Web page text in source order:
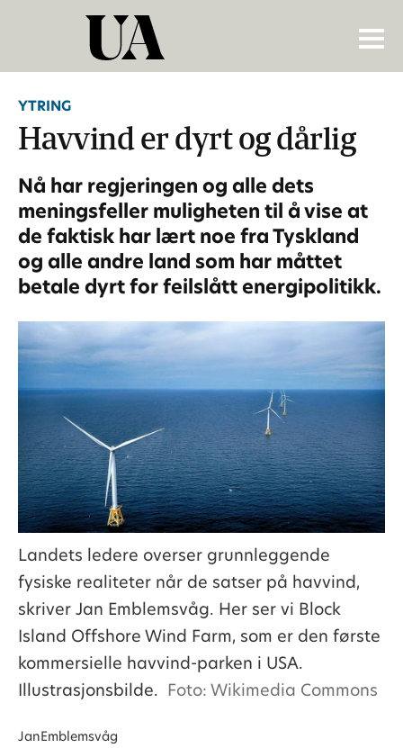
YTRING
Havvind er dyrt og dårlig
Nå har regjeringen og alle dets
meningsfeller muligheten til å vise at
de faktisk har lært noe fra Tyskland
og alle andre land som har måttet
betale dyrt for feilslått energipolitikk.
Landets ledere overser grunnleggende
fysiske realiteter når de satser på havvind,
skriver Jan Emblemsvåg. Her ser vi Block
Island Offshore Wind Farm, som er den første
kommersielle havvind-parken i USA.
Illustrasjonsbilde. Foto: Wikimedia Commons
JanEmblemsvåg